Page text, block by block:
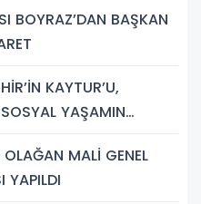
BOYRAZ’DAN BAŞKAN
KAYTUR’U,
YAŞAMIN
OLAĞAN MALİ GENEL
YAPILDI